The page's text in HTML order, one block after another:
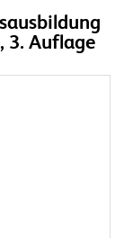
3. Auflage